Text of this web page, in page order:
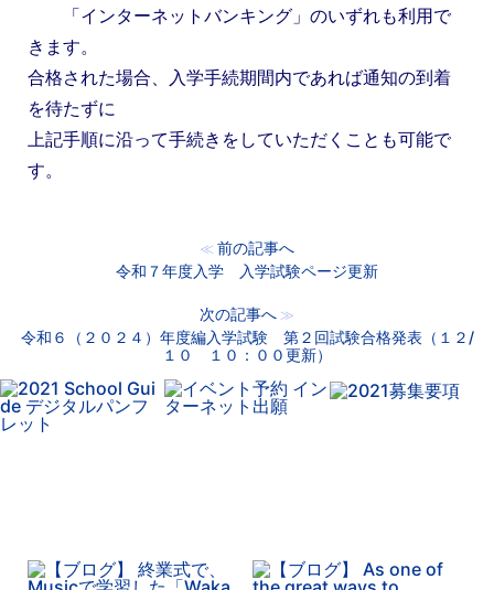
「インターネットバンキング」のいずれも利用で
きます。
合格された場合、入学手続期間内であれば通知の到着
を待たずに
上記手順に沿って手続きをしていただくことも可能で
す。
≪ 前の記事へ
令和７年度入学 入学試験ページ更新
次の記事へ ≫
令和６（２０２４）年度編入学試験 第２回試験合格発表（１２/
１０ １０：００更新）